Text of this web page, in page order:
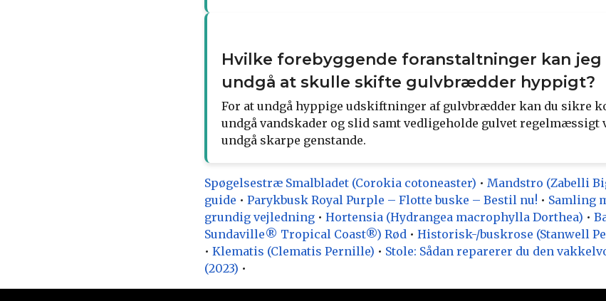
Hvilke forebyggende foranstaltninger kan
undgå at skulle skifte gulvbrædder hyppigt?
For at undgå hyppige udskiftninger af gulvbrædder kan du sikre
undgå vandskader og slid samt vedligeholde gulvet regelmæssigt
undgå skarpe genstande.
Spøgelsestræ Smalbladet (Corokia cotoneaster) • Mandstro (Zabelli
guide • Parykbusk Royal Purple – Flotte buske – Bestil nu! • Samling
grundig vejledning • Hortensia (Hydrangea macrophylla Dorthea) •
Sundaville® Tropical Coast®) Rød • Historisk-/buskrose (Stanwell
• Klematis (Clematis Pernille) • Stole: Sådan reparerer du den
(2023) •